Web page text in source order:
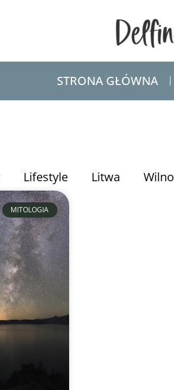
STRONA GŁÓWNA
Lifestyle Litwa Wilno
MITOLOGIA